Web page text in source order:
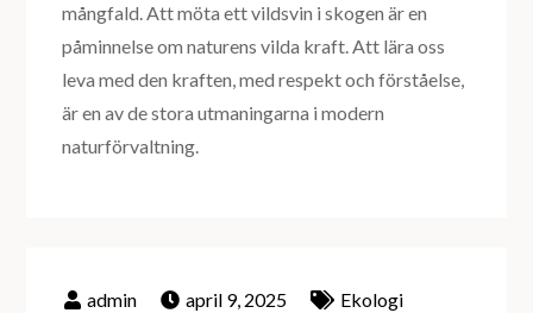
mångfald. Att möta ett vildsvin i skogen är en
påminnelse om naturens vilda kraft. Att lära oss
leva med den kraften, med respekt och förståelse,
är en av de stora utmaningarna i modern
naturförvaltning.
april 9, 2025 Ekologi